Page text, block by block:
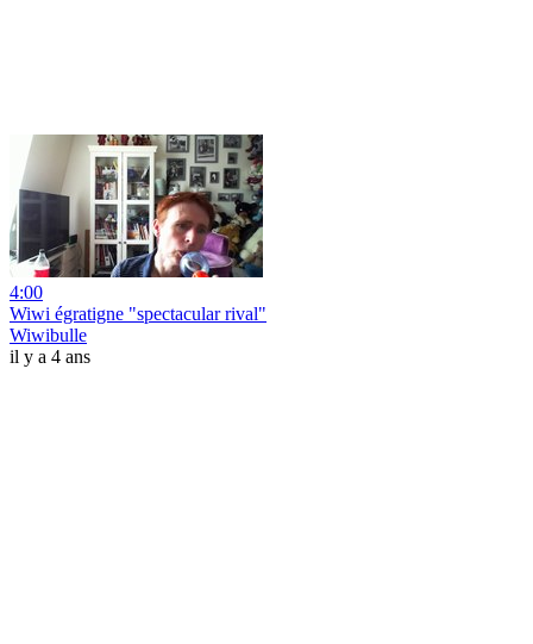
4:00
Wiwi égratigne "spectacular rival"
Wiwibulle
il y a 4 ans